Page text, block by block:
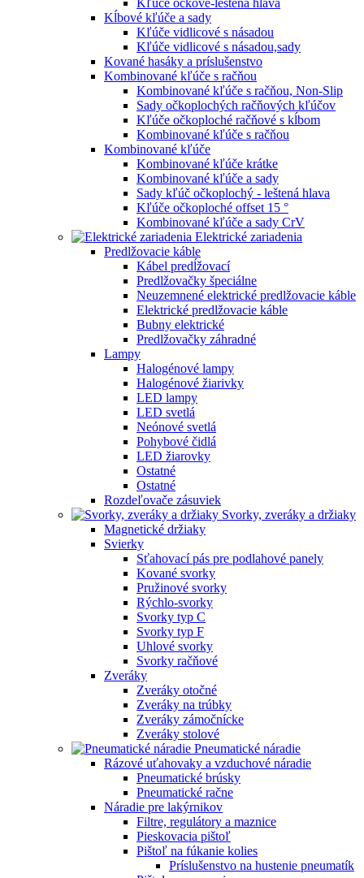
Kĺbové kľúče a sady
Kľúče vidlicové s násadou
Kľúče vidlicové s násadou,sady
Kované hasáky a príslušenstvo
Kombinované kľúče s račňou
Kombinované kľúče s račňou, Non-Slip
Sady očkoplochých račňových kľúčov
Kľúče očkoploché račňové s kĺbom
Kombinované kľúče s račňou
Kombinované kľúče
Kombinované kľúče krátke
Kombinované kľúče a sady
Sady kľúč očkoplochý - leštená hlava
Kľúče očkoploché offset 15 °
Kombinované kľúče a sady CrV
Elektrické zariadenia
Predlžovacie káble
Kábel predĺžovací
Predlžovačky špeciálne
Neuzemnené elektrické predlžovacie káble
Elektrické predlžovacie káble
Bubny elektrické
Predlžovačky záhradné
Lampy
Halogénové lampy
Halogénové žiarivky
LED lampy
LED svetlá
Neónové svetlá
Pohybové čidlá
LED žiarovky
Ostatné
Ostatné
Rozdeľovače zásuviek
Svorky, zveráky a držiaky
Magnetické držiaky
Svierky
Sťahovací pás pre podlahové panely
Kované svorky
Pružinové svorky
Rýchlo-svorky
Svorky typ C
Svorky typ F
Uhlové svorky
Svorky račňové
Zveráky
Zveráky otočné
Zveráky na trúbky
Zveráky zámočnícke
Zveráky stolové
Pneumatické náradie
Rázové uťahovaky a vzduchové náradie
Pneumatické brúsky
Pneumatické račne
Náradie pre lakýrnikov
Filtre, regulátory a maznice
Pieskovacia pištoľ
Pištoľ na fúkanie kolies
Príslušenstvo na hustenie pneumatík